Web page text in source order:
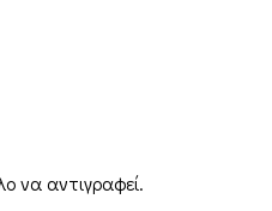
να αντιγραφεί.